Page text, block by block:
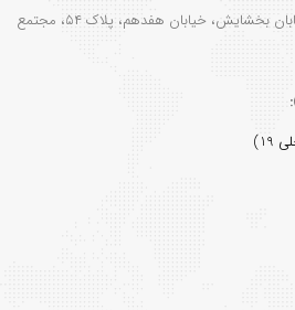
تهران، سعادت‌آباد، سروغربی، خیابان بخشایش، خیابان هفدهم، پلاک ۵۴، مجتمع